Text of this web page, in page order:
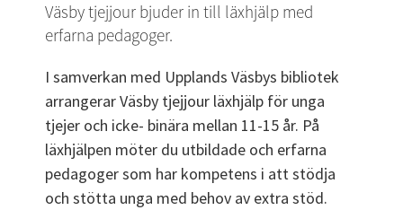
Väsby tjejjour bjuder in till läxhjälp med
erfarna pedagoger.
I samverkan med Upplands Väsbys bibliotek
arrangerar Väsby tjejjour läxhjälp för unga
tjejer och icke- binära mellan 11-15 år. På
läxhjälpen möter du utbildade och erfarna
pedagoger som har kompetens i att stödja
och stötta unga med behov av extra stöd.